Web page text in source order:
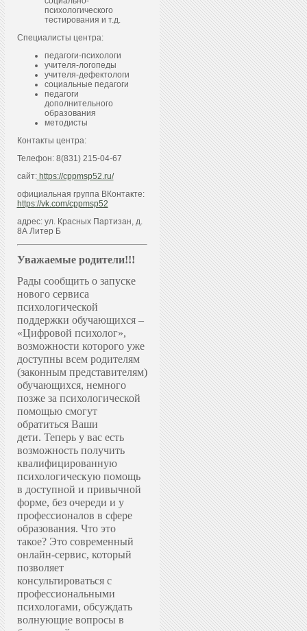
психологического
тестирования и т.д.
Специалисты центра:
педагоги-психологи
учителя-логопеды
учителя-дефектологи
социальные педагоги
педагоги
дополнительного
образования
методисты
Контакты центра:
Телефон: 8(831) 215-04-67
сайт: https://cppmsp52.ru/
официальная группа ВКонтакте:
https://vk.com/cppmsp52
адрес: ул. Красных Партизан, д.
8А Литер Б
Уважаемые родители!!!
Рады сообщить о запуске
нового сервиса
психологической
поддержки обучающихся –
«Цифровой психолог»,
возможности которого уже
доступны всем родителям
(законным представителям)
обучающихся, немного
позже за психологической
помощью смогут
обратиться Ваши
дети. Теперь у вас есть
возможность получить
квалифицированную
психологическую помощь
в доступной и привычной
форме, без очереди и у
профессионалов в сфере
образования. Что это
такое? Это современный
онлайн-сервис, который
позволяет
консультироваться с
профессиональными
психологами, обсуждать
волнующие вопросы в